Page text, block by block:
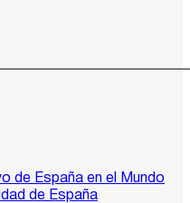
de España en el Mundo
de España